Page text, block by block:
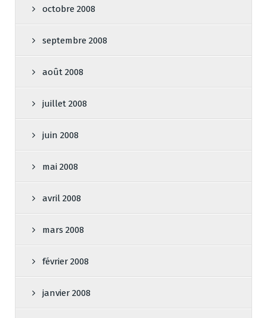
octobre 2008
septembre 2008
août 2008
juillet 2008
juin 2008
mai 2008
avril 2008
mars 2008
février 2008
janvier 2008